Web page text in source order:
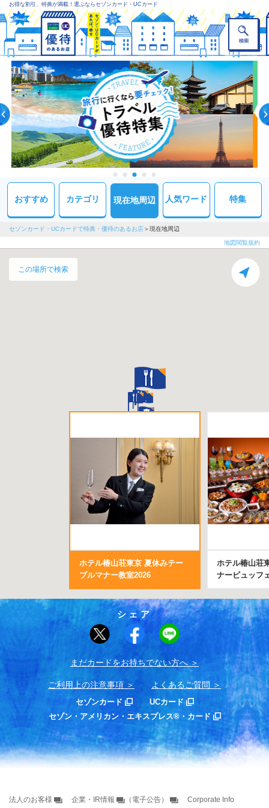
お得な割引、特典が満載！選ぶならセゾンカード・UCカード
おすすめ カテゴリ 現在地周辺 人気ワード 特集
セゾンカード・UCカードで特典・優待のあるお店 現在地周辺
地図閲覧規約
この場所で検索
ホテル椿山荘東京 夏休みテー
ブルマナー教室2026
ホテル椿山荘
ナービュッフ
シェア
まだカードをお持ちでない⽅へ
ご利用上の注意事項 よくあるご質問
セゾンカード
UCカード
セゾン・アメリカン・エキスプレス®・カード
法人のお客様 企業・IR情報 （電子公告） Corporate Info